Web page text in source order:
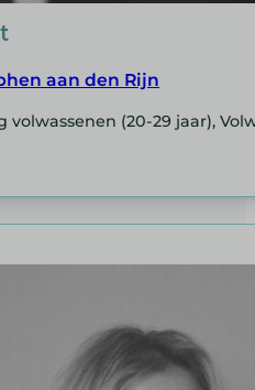
aan den Rijn
volwassenen (20-29 jaar),